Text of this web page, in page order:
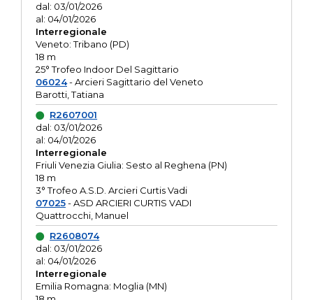
dal: 03/01/2026
al: 04/01/2026
Interregionale
Veneto: Tribano (PD)
18 m
25° Trofeo Indoor Del Sagittario
06024- Arcieri Sagittario del Veneto
Barotti, Tatiana
R2607001
dal: 03/01/2026
al: 04/01/2026
Interregionale
Friuli Venezia Giulia: Sesto al Reghena (PN)
18 m
3° Trofeo A.S.D. Arcieri Curtis Vadi
07025- ASD ARCIERI CURTIS VADI
Quattrocchi, Manuel
R2608074
dal: 03/01/2026
al: 04/01/2026
Interregionale
Emilia Romagna: Moglia (MN)